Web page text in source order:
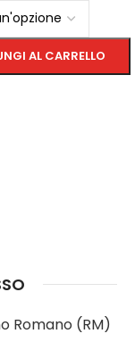
AL CARRELLO
Romano (RM)